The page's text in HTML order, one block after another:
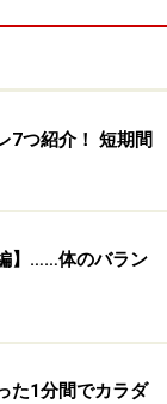
7つ紹介！ 短期間
】……体のバラン
た1分間でカラダ